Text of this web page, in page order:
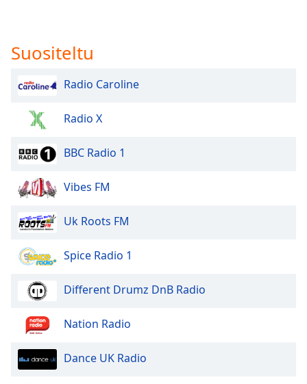
Suositeltu
Radio Caroline
Radio X
BBC Radio 1
Vibes FM
Uk Roots FM
Spice Radio 1
Different Drumz DnB Radio
Nation Radio
Dance UK Radio